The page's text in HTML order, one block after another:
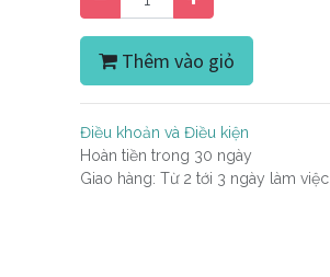
Thêm vào giỏ
Điều khoản và Điều kiện
Hoàn tiền trong 30 ngày
Giao hàng: Từ 2 tới 3 ngày làm việc